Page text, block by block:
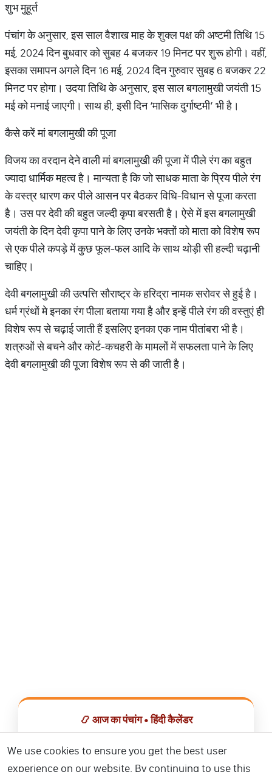
शुभ मुहूर्त
पंचांग के अनुसार, इस साल वैशाख माह के शुक्ल पक्ष की अष्टमी तिथि 15
मई, 2024 दिन बुधवार को सुबह 4 बजकर 19 मिनट पर शुरू होगी। वहीं,
इसका समापन अगले दिन 16 मई, 2024 दिन गुरुवार सुबह 6 बजकर 22
मिनट पर होगा। उदया तिथि के अनुसार, इस साल बगलामुखी जयंती 15
मई को मनाई जाएगी। साथ ही, इसी दिन ‘मासिक दुर्गाष्टमी’ भी है।
कैसे करें मां बगलामुखी की पूजा
विजय का वरदान देने वाली मां बगलामुखी की पूजा में पीले रंग का बहुत
ज्यादा धार्मिक महत्व है। मान्यता है कि जो साधक माता के प्रिय पीले रंग
के वस्त्र धारण कर पीले आसन पर बैठकर विधि-विधान से पूजा करता
है। उस पर देवी की बहुत जल्दी कृपा बरसती है। ऐसे में इस बगलामुखी
जयंती के दिन देवी कृपा पाने के लिए उनके भक्तों को माता को विशेष रूप
से एक पीले कपड़े में कुछ फूल-फल आदि के साथ थोड़ी सी हल्दी चढ़ानी
चाहिए।
देवी बगलामुखी की उत्पत्ति सौराष्ट्र के हरिद्रा नामक सरोवर से हुई है।
धर्म ग्रंथों मे इनका रंग पीला बताया गया है और इन्हें पीले रंग की वस्तुएं ही
विशेष रूप से चढ़ाई जाती हैं इसलिए इनका एक नाम पीतांबरा भी है।
शत्रुओं से बचने और कोर्ट-कचहरी के मामलों में सफलता पाने के लिए
देवी बगलामुखी की पूजा विशेष रूप से की जाती है।
📿 आज का पंचांग • हिंदी कैलेंडर
We use cookies to ensure you get the best user
experience on our website. By continuing to use this